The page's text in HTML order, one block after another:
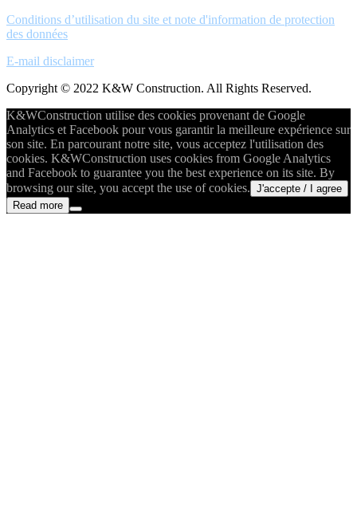
Conditions d’utilisation du site et note d'information de protection
des données
E-mail disclaimer
Copyright © 2022 K&W Construction. All Rights Reserved.
K&WConstruction utilise des cookies provenant de Google
Analytics et Facebook pour vous garantir la meilleure expérience sur
son site. En parcourant notre site, vous acceptez l'utilisation des
cookies. K&WConstruction uses cookies from Google Analytics
and Facebook to guarantee you the best experience on its site. By
browsing our site, you accept the use of cookies. J'accepte / I agree
Read more